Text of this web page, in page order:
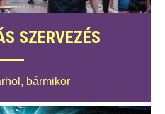
SZERVEZÉS
bármikor